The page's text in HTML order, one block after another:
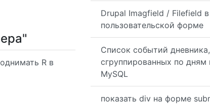
Drupal Imagfield / Filefield в
пользовательской форме
Список событий дневника,
сгруппированных по дням
MySQL
показать div на форме
R в